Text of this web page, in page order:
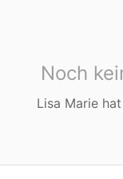
Noch
Lisa Marie